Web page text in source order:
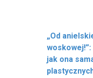
„Od
woskowej!”:
jak ona